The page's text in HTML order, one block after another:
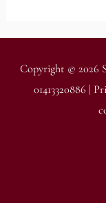
Copyright © 2026
01413320886 |